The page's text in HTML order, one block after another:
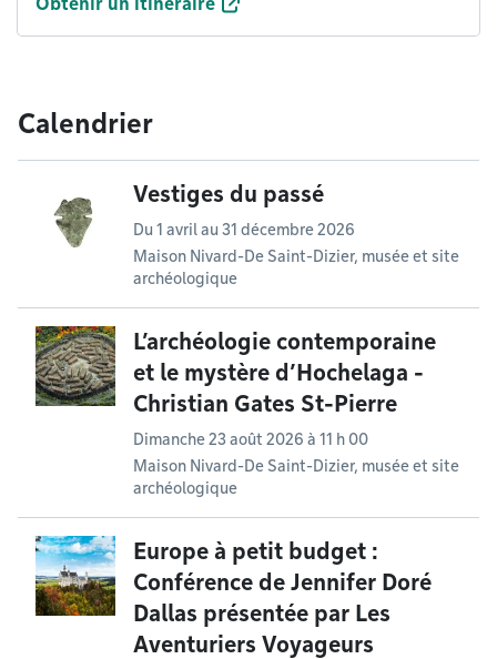
Calendrier
Vestiges du passé
Du 1 avrilau 31 décembre 2026
Maison Nivard-De Saint-Dizier, musée et site
archéologique
L’archéologie contemporaine
et le mystère d’Hochelaga -
Christian Gates St-Pierre
Dimanche 23 août 2026 à 11 h 00
Maison Nivard-De Saint-Dizier, musée et site
archéologique
Europe à petit budget :
Conférence de Jennifer Doré
Dallas présentée par Les
Aventuriers Voyageurs